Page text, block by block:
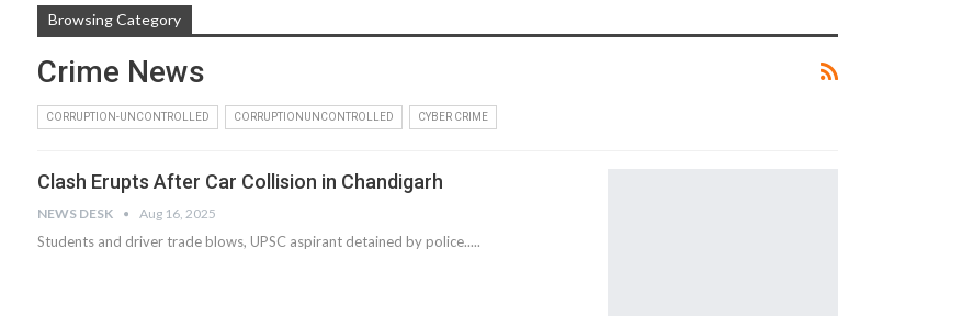
Browsing Category
Crime News
CORRUPTION-UNCONTROLLED CORRUPTIONUNCONTROLLED CYBER CRIME
Clash Erupts After Car Collision in Chandigarh
NEWS DESK Aug 16, 2025
Students and driver trade blows, UPSC aspirant detained by police.....